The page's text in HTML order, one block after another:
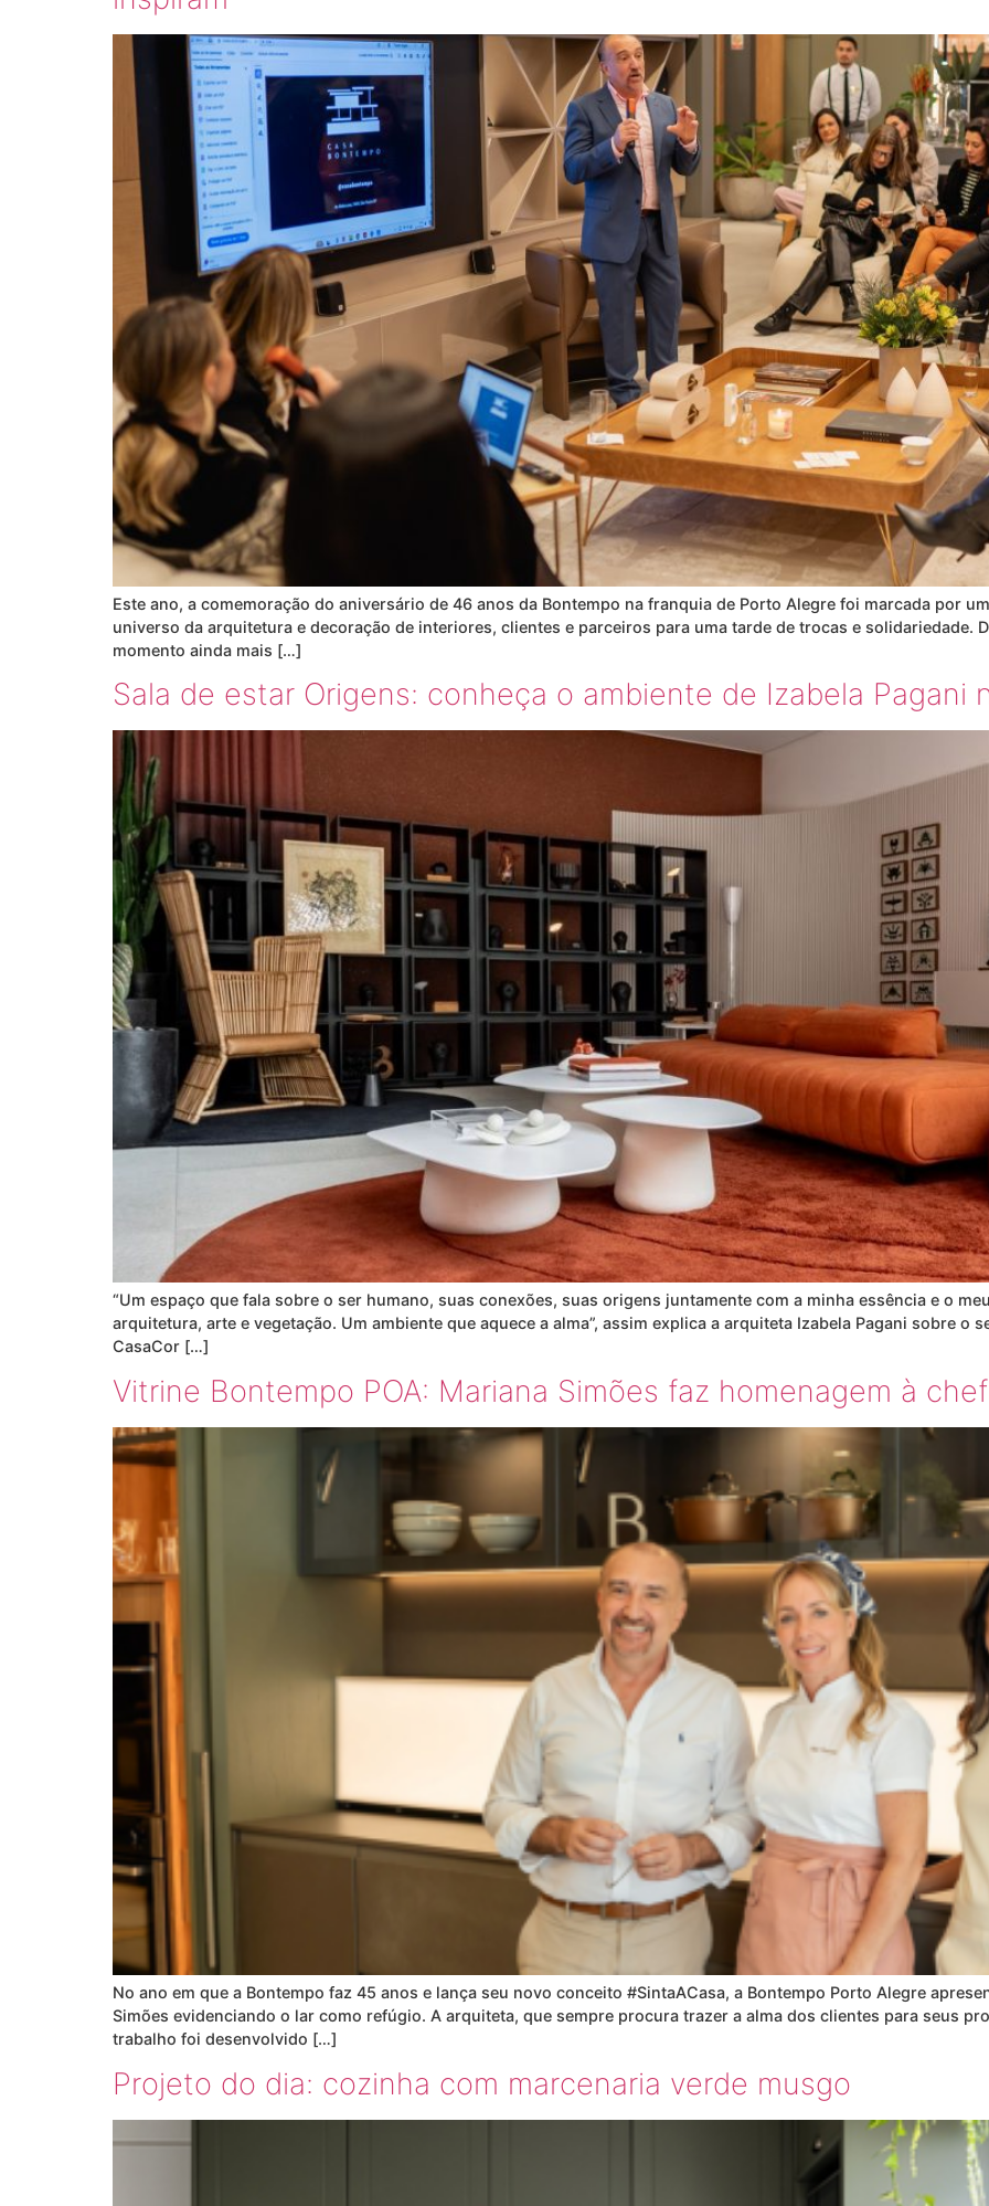
Este ano, a comemoração do aniversário de 46 anos da Bontempo na franquia de Porto Alegre foi marcada por
universo da arquitetura e decoração de interiores, clientes e parceiros para uma tarde de trocas e solidariedade.
momento ainda mais […]
Sala de estar Origens: conheça o ambiente de Izabela Pagani
“Um espaço que fala sobre o ser humano, suas conexões, suas origens juntamente com a minha essência e o
arquitetura, arte e vegetação. Um ambiente que aquece a alma”, assim explica a arquiteta Izabela Pagani sobre o
CasaCor […]
Vitrine Bontempo POA: Mariana Simões faz homenagem à
No ano em que a Bontempo faz 45 anos e lança seu novo conceito #SintaACasa, a Bontempo Porto Alegre
Simões evidenciando o lar como refúgio. A arquiteta, que sempre procura trazer a alma dos clientes para seus
trabalho foi desenvolvido […]
Projeto do dia: cozinha com marcenaria verde musgo